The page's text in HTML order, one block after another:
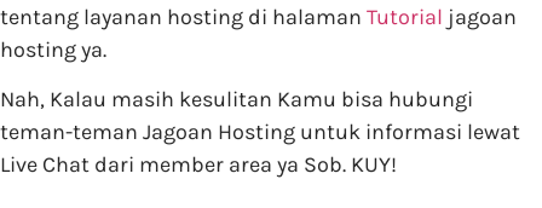
tentang layanan hosting di halaman Tutorial jagoan
hosting ya.
Nah, Kalau masih kesulitan Kamu bisa hubungi
teman-teman Jagoan Hosting untuk informasi lewat
Live Chat dari member area ya Sob. KUY!